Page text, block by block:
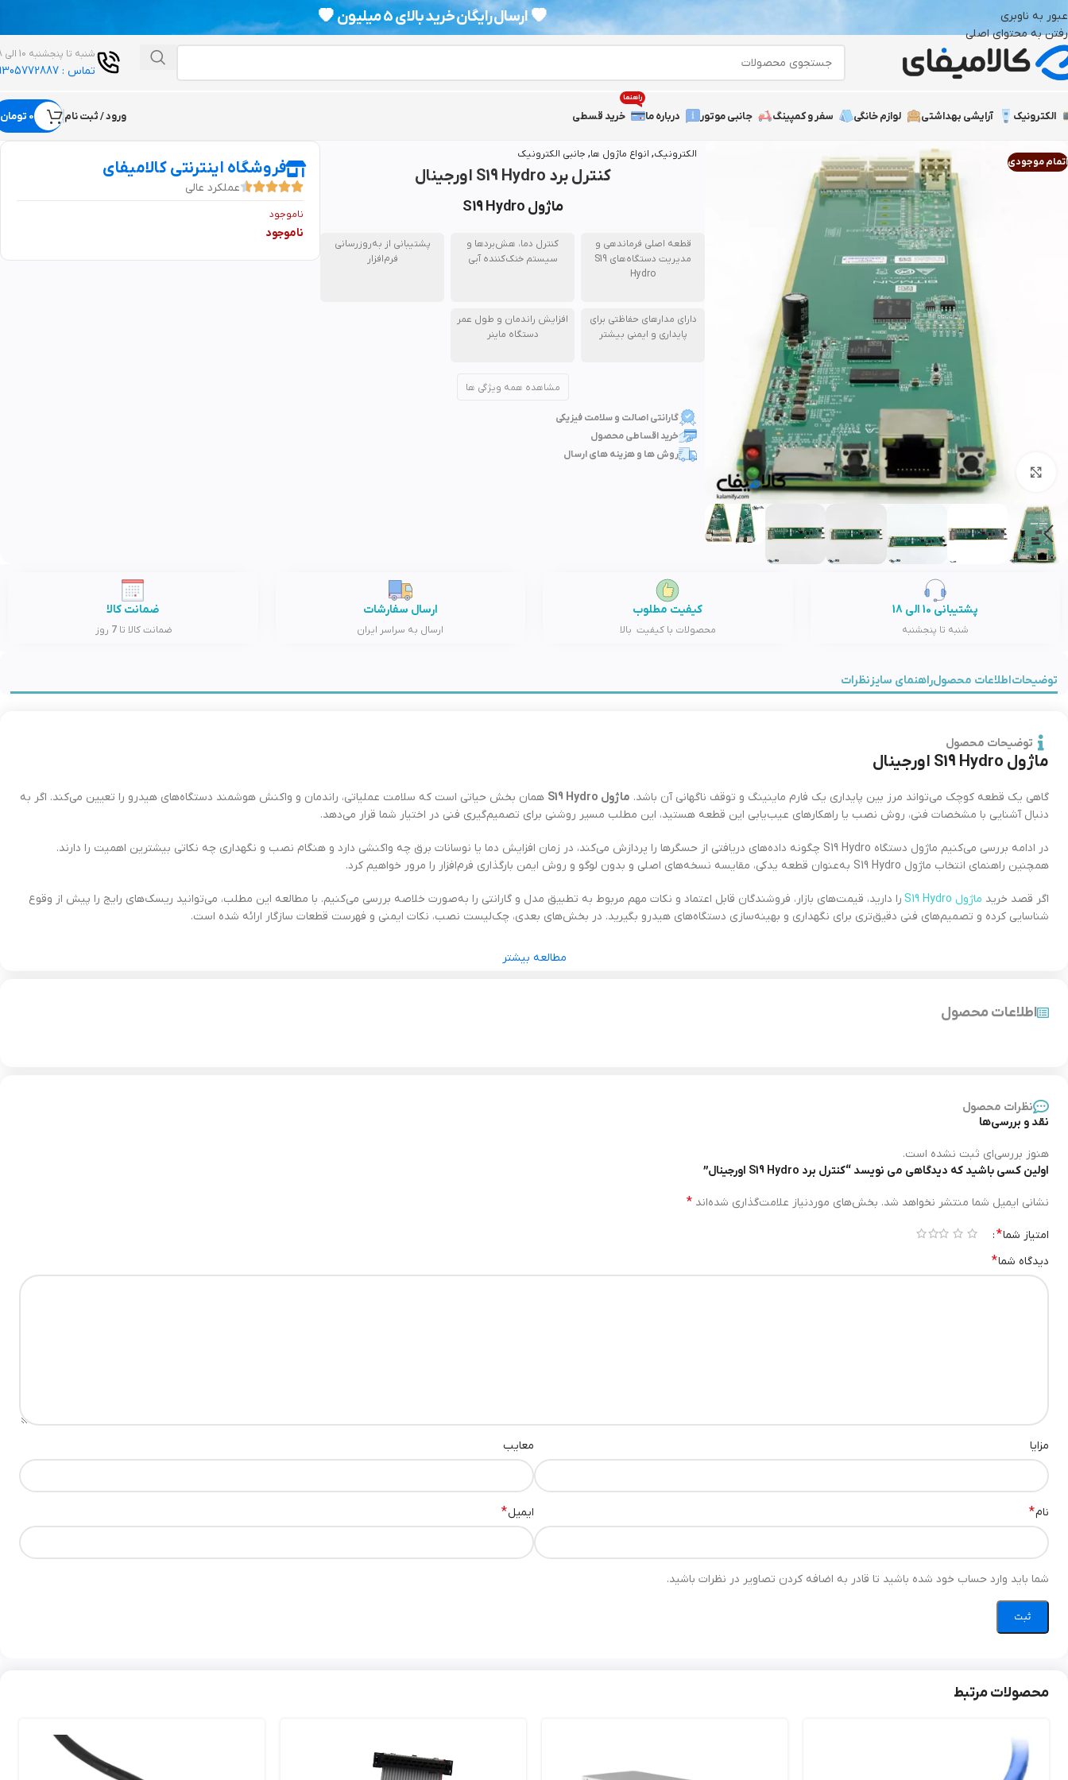
عبور به ناوبری
رفتن به محتوای اصلی
💗ارسال رایگان خرید بالای 5 میلیون 💗
شنبه تا پنجشنبه 10 الی 18
تماس : 09305772887
الکترونیک آرایشی بهداشتی لوازم خانگی سفر و کمپینگ جانبی موتور درباره ما خرید قسطی
راهنما
ورود / ثبت نام 0 تومان
اتمام موجودی
بزرگنمایی تصویر
الکترونیک, انواع ماژول ها, جانبی الکترونیک
کنترل برد S19 Hydro اورجینال
ماژول S19 Hydro
قطعه اصلی فرماندهی و
مدیریت دستگاه‌های S19
Hydro
کنترل دما، هش‌بردها و
سیستم خنک‌کننده آبی
پشتیبانی از به‌روزرسانی
فرم‌افزار
دارای مدارهای حفاظتی برای
پایداری و ایمنی بیشتر
افزایش راندمان و طول عمر
دستگاه ماینر
مشاهده همه ویژگی ها
گارانتی اصالت و سلامت فیزیکی
خرید اقساطی محصول
روش ها و هزینه های ارسال
فروشگاه اینترنتی کالامیفای
عملکرد عالی
ناموجود
ناموجود
پشتیبانی 10 الی 18
شنبه تا پنجشنبه
کیفیت مطلوب
محصولات با کیفیت بالا
ارسال سفارشات
ارسال به سراسر ایران
ضمانت کالا
ضمانت کالا تا 7 روز
توضیحاتاطلاعات محصولراهنمای سایزنظرات
توضیحات محصول
ماژول S19 Hydro اورجینال
گاهی یک قطعه کوچک می‌تواند مرز بین پایداری یک فارم ماینینگ و توقف ناگهانی آن باشد. ماژول S19 Hydro
همان بخش حیاتی است که سلامت عملیاتی، راندمان و واکنش هوشمند دستگاه‌های هیدرو را تعیین می‌کند. اگر به
دنبال آشنایی با مشخصات فنی، روش نصب یا راهکارهای عیب‌یابی این قطعه هستید، این مطلب مسیر روشنی برای تصمیم‌گیری فنی در اختیار شما قرار می‌دهد.
در ادامه بررسی می‌کنیم ماژول دستگاه S19 Hydro چگونه داده‌های دریافتی از حسگرها را پردازش می‌کند، در زمان افزایش دما یا نوسانات برق چه واکنشی دارد و هنگام نصب و نگهداری چه نکاتی بیشترین اهمیت را دارند.
همچنین راهنمای انتخاب ماژول S19 Hydro به‌عنوان قطعه یدکی، مقایسه نسخه‌های اصلی و بدون لوگو و روش ایمن بارگذاری فرم‌افزار را مرور خواهیم کرد.
اگر قصد خرید ماژول S19 Hydro
را دارید، قیمت‌های بازار، فروشندگان قابل اعتماد و نکات مهم مربوط به تطبیق مدل و گارانتی را به‌صورت خلاصه بررسی می‌کنیم. با مطالعه این مطلب، می‌توانید ریسک‌های رایج را پیش از وقوع
شناسایی کرده و تصمیم‌های فنی دقیق‌تری برای نگهداری و بهینه‌سازی دستگاه‌های هیدرو بگیرید. در بخش‌های بعدی، چک‌لیست نصب، نکات ایمنی و فهرست قطعات سازگار ارائه شده است.
سنسورهای دما، فشار آب و وضعیت هش‌بردها، تنظیمات لازم را برای حفظ پایداری دستگاه اعمال می‌کند.
ماژول S19 Hydro مسئول تبدیل دستورات نرم‌افزاری به سیگنال‌های سخت‌افزاری است. به‌عنوان مثال، زمانی که دمای هش‌برد افزایش پیدا می‌کند، ماژول با ارسال فرمان مناسب، فرکانس کاری را کاهش داده یا عملکرد سیستم
خنک‌کننده را تقویت می‌کند. همچنین این قطعه به‌صورت لحظه‌ای وضعیت هر هش‌برد و مصرف جریان را پایش می‌کند و در صورت بروز خطا، فرآیند ایمن‌سازی را فعال می‌سازد.
ثبت لاگ‌ها و گزارش‌های عملکردی توسط ماژول، به تکنسین‌ها کمک می‌کند الگوهای خرابی را شناسایی کرده و اقدامات پیشگیرانه را پیش از بروز توقف‌های پرهزینه اجرا کنند.
5060 تا 5445 وات قرار دارد. طراحی مسیرهای تغذیه و تحمل جریان ماژول باید متناسب با این مقادیر باشد تا از افت ولتاژ و ناپایداری جلوگیری شود.
نصب نادرست کابل‌ها یا اتصال اشتباه می‌تواند به‌سرعت باعث آسیب جدی به ماژول S19 Hydro شود. به همین دلیل توصیه می‌شود فرآیند نصب توسط تکنسین‌های مجرب انجام گیرد، به‌ویژه در دستگاه‌های هیدرو که مسیر
آب و برق حساسیت بالایی دارد.
مطالعه بیشتر
اطلاعات محصول
نظرات محصول
نقد و بررسی‌ها
هنوز بررسی‌ای ثبت نشده است.
اولین کسی باشید که دیدگاهی می نویسد “کنترل برد S19 Hydro اورجینال”
نشانی ایمیل شما منتشر نخواهد شد. بخش‌های موردنیاز علامت‌گذاری شده‌اند *
امتیاز شما* ۲ از ۵ ستاره ۳ از ۵ ستاره ۴ از ۵ ستاره ۵ از ۵ ستاره
دیدگاه شما*
مزایا معایب
نام* ایمیل*
شما باید وارد حساب خود شده باشید تا قادر به اضافه کردن تصاویر در نظرات باشید.
محصولات مرتبط